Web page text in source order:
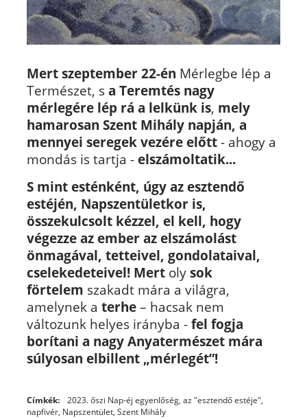
Mert szeptember 22-én Mérlegbe lép a
Természet, s a Teremtés nagy
mérlegére lép rá a lelkünk is, mely
hamarosan Szent Mihály napján, a
mennyei seregek vezére előtt- ahogy a
mondás is tartja - elszámoltatik...
S mint esténként, úgy az esztendő
estéjén, Napszentületkor is,
összekulcsolt kézzel, el kell, hogy
végezze az ember az elszámolást
önmagával, tetteivel, gondolataival,
cselekedeteivel! Mert oly sok
förtelem szakadt mára a világra,
amelynek a terhe– hacsak nem
változunk helyes irányba - fel fogja
borítani a nagy Anyatermészet mára
súlyosan elbillent „mérlegét”!
Címkék: 2023. őszi Nap-éj egyenlőség, az "esztendő estéje",
napfivér, Napszentület, Szent Mihály